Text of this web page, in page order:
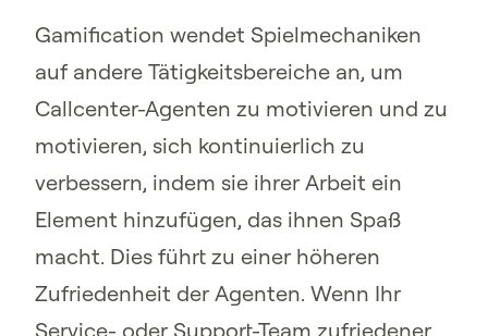
Gamification wendet Spielmechaniken
auf andere Tätigkeitsbereiche an, um
Callcenter-Agenten zu motivieren und zu
motivieren, sich kontinuierlich zu
verbessern, indem sie ihrer Arbeit ein
Element hinzufügen, das ihnen Spaß
macht. Dies führt zu einer höheren
Zufriedenheit der Agenten. Wenn Ihr
Service- oder Support-Team zufriedener